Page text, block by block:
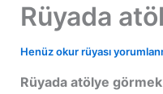
Rüyada
Henüz okur rüyası
Rüyada atölye görmek